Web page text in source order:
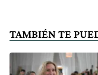
TAMBIÉN TE